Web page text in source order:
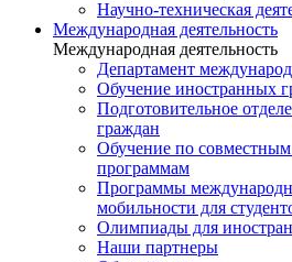
Научно-техническая
Международная деятельность
Международная деятельность
Департамент
Обучение иностранных
Подготовительное
граждан
Обучение по
программам
Программы
мобильности для
Олимпиады для
Наши партнеры